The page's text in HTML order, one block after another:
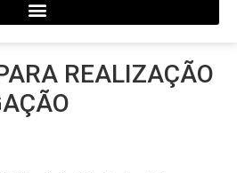
REALIZAÇÃO